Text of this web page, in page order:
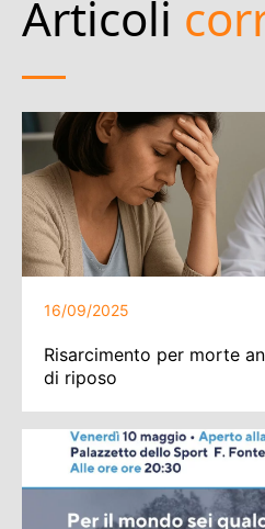
Articoli
16/09/2025
Risarcimento per morte
di riposo